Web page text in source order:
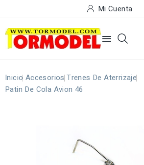
Mi Cuenta

Inicio Accesorios Trenes De Aterrizaje
Patin De Cola Avion 46